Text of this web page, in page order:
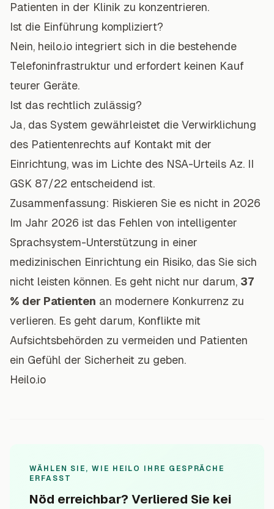
Patienten in der Klinik zu konzentrieren.
Ist die Einführung kompliziert?
Nein, heilo.io integriert sich in die bestehende
Telefoninfrastruktur und erfordert keinen Kauf
teurer Geräte.
Ist das rechtlich zulässig?
Ja, das System gewährleistet die Verwirklichung
des Patientenrechts auf Kontakt mit der
Einrichtung, was im Lichte des NSA-Urteils Az. II
GSK 87/22 entscheidend ist.
Zusammenfassung: Riskieren Sie es nicht in 2026
Im Jahr 2026 ist das Fehlen von intelligenter
Sprachsystem-Unterstützung in einer
medizinischen Einrichtung ein Risiko, das Sie sich
nicht leisten können. Es geht nicht nur darum, 37
% der Patienten an modernere Konkurrenz zu
verlieren. Es geht darum, Konflikte mit
Aufsichtsbehörden zu vermeiden und Patienten
ein Gefühl der Sicherheit zu geben.
Heilo.io
WÄHLEN SIE, WIE HEILO IHRE GESPRÄCHE
ERFASST
Nöd erreichbar? Verliered Sie kei